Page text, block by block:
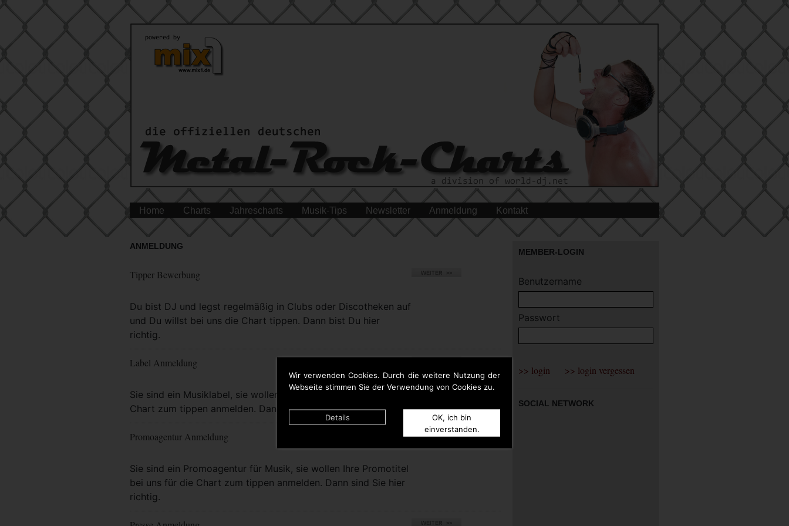
Wir verwenden Cookies. Durch die weitere Nutzung der
Webseite stimmen Sie der Verwendung von Cookies zu.
Details
OK, ich bin
einverstanden.
Home Charts Jahrescharts Musik-Tips Newsletter Anmeldung Kontakt
ANMELDUNG
Tipper Bewerbung
Du bist DJ und legst regelmäßig in Clubs oder Discotheken auf
und Du willst bei uns die Chart tippen. Dann bist Du hier
richtig.
Mehr Info
Label Anmeldung
Sie sind ein Musiklabel, sie wollen bei uns eigene Titel für die
Chart zum tippen anmelden. Dann sind Sie hier richtig.
Mehr Info
Promoagentur Anmeldung
Sie sind ein Promoagentur für Musik, sie wollen Ihre Promotitel
bei uns für die Chart zum tippen anmelden. Dann sind Sie hier
richtig.
Mehr Info
MEMBER-LOGIN
Benutzername
Passwort
SOCIAL NETWORK